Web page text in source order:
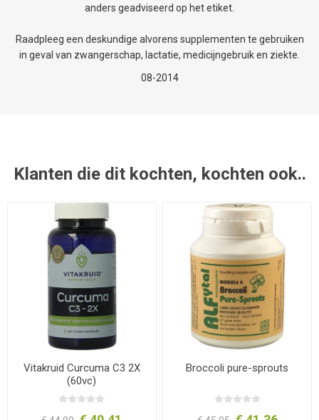
anders geadviseerd op het etiket.
Raadpleeg een deskundige alvorens supplementen te gebruiken
in geval van zwangerschap, lactatie, medicijngebruik en ziekte.
08-2014
Klanten die dit kochten, kochten ook..
Vitakruid Curcuma C3 2X
(60vc)
Broccoli pure-sprouts